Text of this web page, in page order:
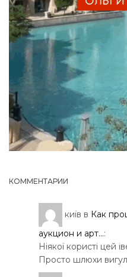
КОММЕНТАРИИ
київ в Как
аукцион и арт...:
Ніякої користі цей
Просто шлюхи